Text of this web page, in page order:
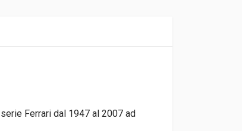
Ferrari dal 1947 al 2007 ad